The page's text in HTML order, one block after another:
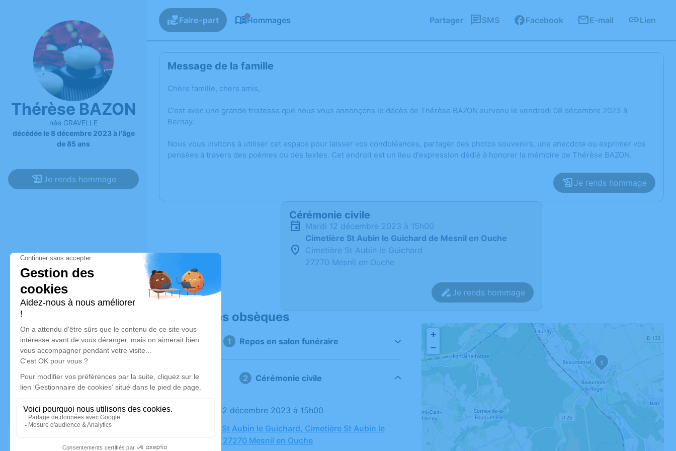
Thérèse BAZON
née GRAVELLE
décédée le 8 décembre 2023 à l'âge
de 85 ans
Je rends hommage
Faire-part Hommages Partager SMS Facebook E-mail Lien
Message de la famille
Chère famille, chers amis,
C’est avec une grande tristesse que nous vous annonçons le décès de Thérèse BAZON survenu le vendredi 08 décembre 2023 à
Bernay.
Nous vous invitons à utiliser cet espace pour laisser vos condoléances, partager des photos souvenirs, une anecdote ou exprimer vos
pensées à travers des poèmes ou des textes. Cet endroit est un lieu d'expression dédié à honorer la mémoire de Thérèse BAZON.
Je rends hommage
Cérémonie civile
mardi 12 décembre 2023 à 15h00
Cimetière St Aubin le Guichard de Mesnil en Ouche
Cimetière St Aubin le Guichard
27270 Mesnil en Ouche
Je rends hommage
Déroulé des obsèques
1 Repos en salon funéraire
2 Cérémonie civile
Le mardi 12 décembre 2023 à 15h00
Cimetière St Aubin le Guichard, Cimetière St Aubin le
Guichard, 27270 Mesnil en Ouche
1
+
−